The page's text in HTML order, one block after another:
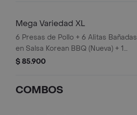
Mega Variedad XL
6 Presas de Pollo + 6 Alitas Bañadas
en Salsa Korean BBQ (Nueva) + 1
PopCorn Mediano + 4 Tenders (Tiras
Balde de Salsa 100g
$ 85.900
COMBOS